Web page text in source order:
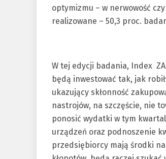
optymizmu – w nerwowość
realizowane – 50,3 proc.
W tej edycji badania, Index
będą inwestować tak, jak
ukazujący skłonność
nastrojów, na szczęście, nie
ponosić wydatki w tym
urządzeń oraz podnoszenie
przedsiębiorcy mają środki